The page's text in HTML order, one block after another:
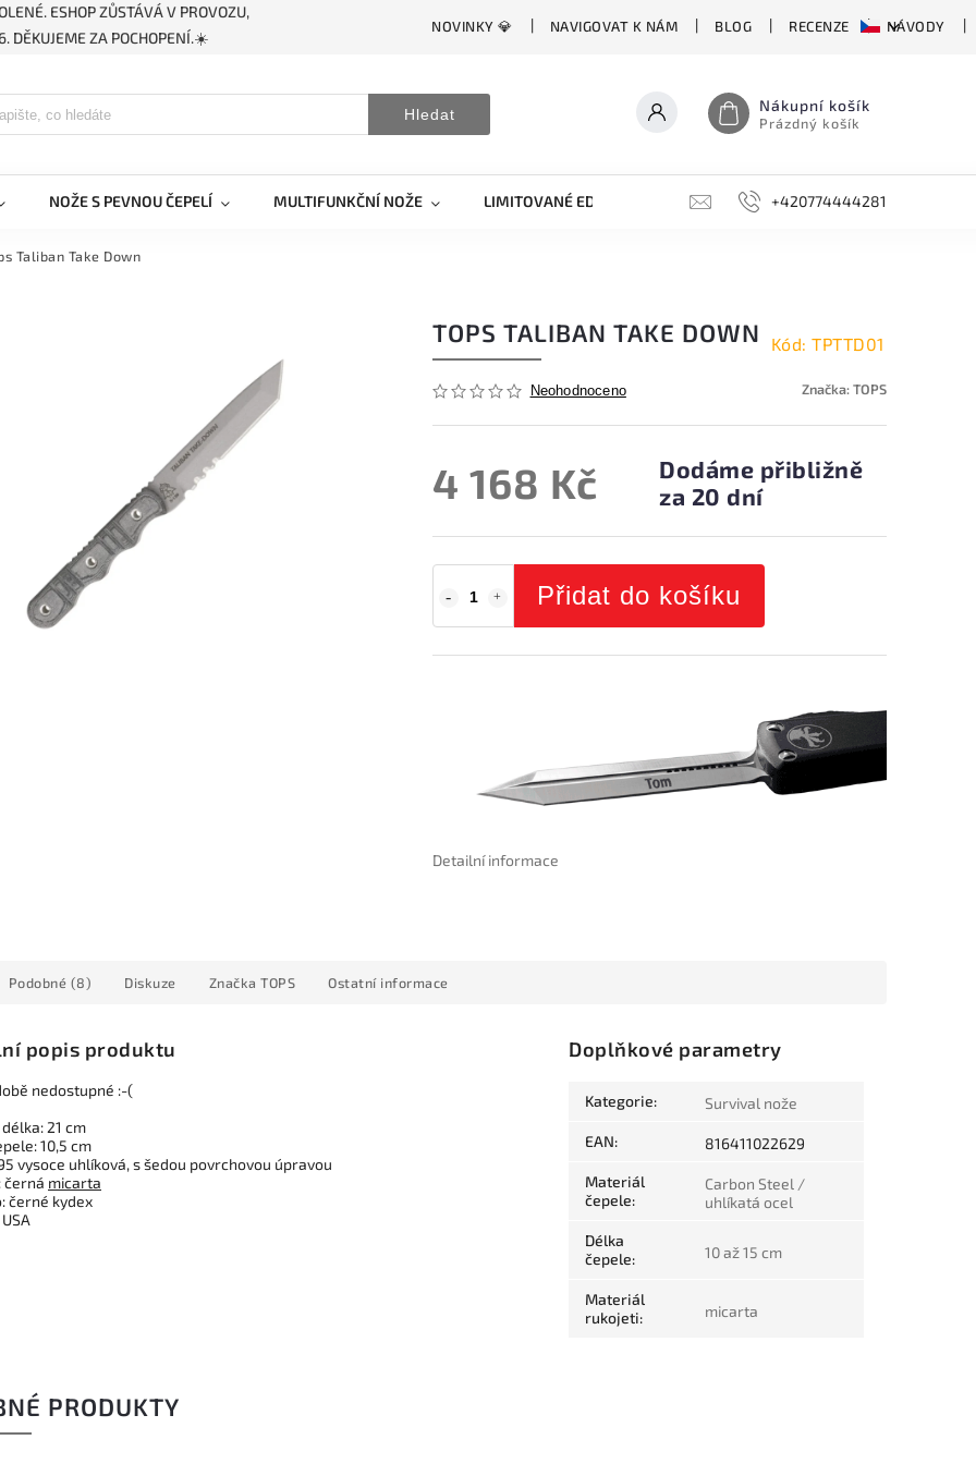
ESHOP ZŮSTÁVÁ V PROVOZU,
DĚKUJEME ZA POCHOPENÍ.☀️
NOVINKY 💎 NAVIGOVAT K NÁM BLOG RECENZE NÁVODY
Hledat Nákupní košík
Prázdný košík
NOŽE S PEVNOU ČEPELÍ MULTIFUNKČNÍ NOŽE LIMITOVANÉ EDICE BROUSKY, BRUSKY, OCÍLKY
+420774444281
Taliban Take Down
TOPS TALIBAN TAKE DOWN Kód: TPTTD01
Neohodnoceno Značka:TOPS
4 168 Kč
Dodáme přibližně
za 20 dní
Přidat do košíku
Detailní informace
Podobné (8) Diskuze Značka TOPS Ostatní informace
popis produktu
nedostupné :-(
21 cm
10,5 cm
vysoce uhlíková, s šedou povrchovou úpravou
černá micarta
černé kydex
Doplňkové parametry
Kategorie: Survival nože
EAN: 816411022629
Materiál
čepele:
Carbon Steel /
uhlíkatá ocel
Délka
čepele: 10 až 15 cm
Materiál
rukojeti: micarta
PRODUKTY